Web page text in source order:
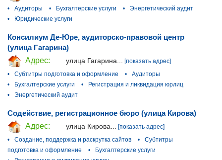
•
Аудиторы • Бухгалтерские услуги •
Энергетический аудит
•
Юридические услуги
Консилиум Де-Юре, аудиторско-правовой центр
(улица Гагарина)
Адрес:
улица Гагарина...
[показать адрес]
•
Субтитры подготовка и оформление •
Аудиторы
•
Бухгалтерские услуги •
Регистрация и ликвидация юрлиц
•
Энергетический аудит
Содействие, регистрационное бюро (улица Кирова)
Адрес:
улица Кирова...
[показать адрес]
•
Создание, поддержка и раскрутка сайтов •
Субтитры
подготовка и оформление
•
Бухгалтерские услуги